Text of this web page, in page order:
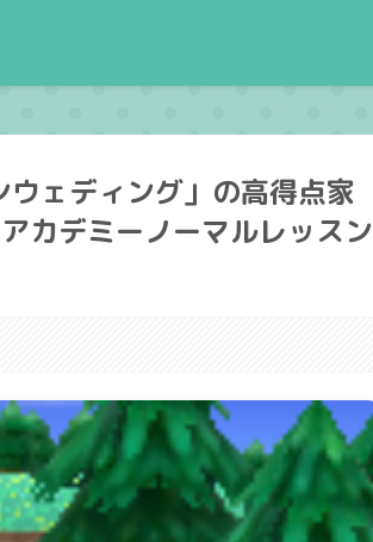
ェディング」の高得点家
カデミーノーマルレッスン